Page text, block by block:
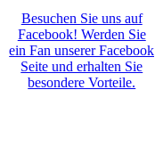
Besuchen Sie uns auf
Facebook! Werden Sie
ein Fan unserer Facebook
Seite und erhalten Sie
besondere Vorteile.